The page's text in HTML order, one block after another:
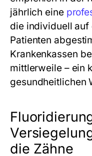
jährlich eine
die individuell auf
Patienten
Krankenkassen
mittlerweile – ein
gesundheitlichen
die Zähne